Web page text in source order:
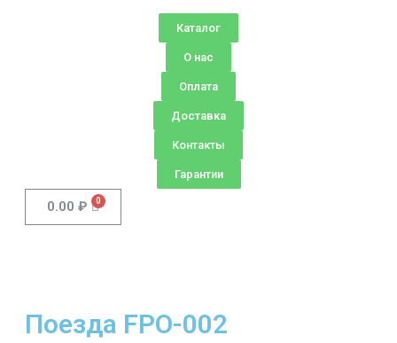
Каталог
О нас
Оплата
Доставка
Контакты
Гарантии
0.00 ₽
Поезда FPO-002